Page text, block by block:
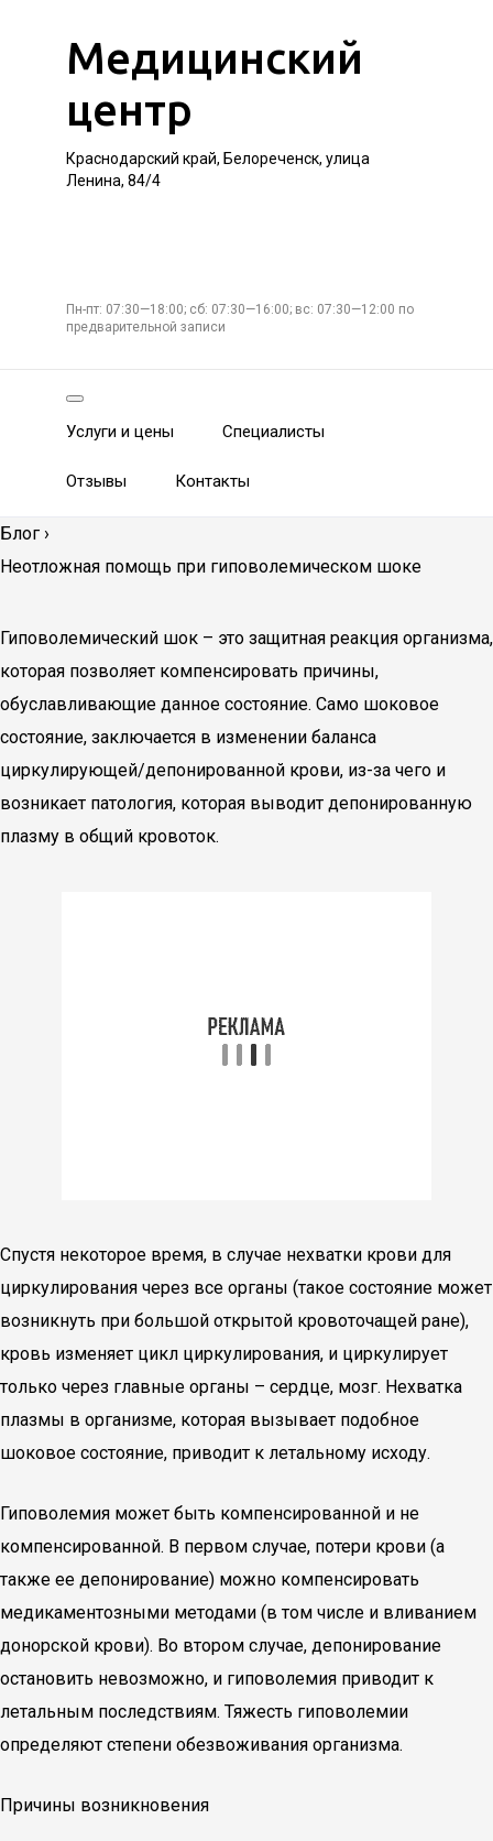
Медицинский
центр
Краснодарский край, Белореченск, улица
Ленина, 84/4
Пн-пт: 07:30—18:00; сб: 07:30—16:00; вс: 07:30—12:00 по
предварительной записи
Услуги и цены Специалисты
Отзывы Контакты
Блог ›
Неотложная помощь при гиповолемическом шоке
Гиповолемический шок – это защитная реакция организма,
которая позволяет компенсировать причины,
обуславливающие данное состояние. Само шоковое
состояние, заключается в изменении баланса
циркулирующей/депонированной крови, из-за чего и
возникает патология, которая выводит депонированную
плазму в общий кровоток.
Спустя некоторое время, в случае нехватки крови для
циркулирования через все органы (такое состояние может
возникнуть при большой открытой кровоточащей ране),
кровь изменяет цикл циркулирования, и циркулирует
только через главные органы – cердце, мозг. Нехватка
плазмы в организме, которая вызывает подобное
шоковое состояние, приводит к летальному исходу.
Гиповолемия может быть компенсированной и не
компенсированной. В первом случае, потери крови (а
также ее депонирование) можно компенсировать
медикаментозными методами (в том числе и вливанием
донорской крови). Во втором случае, депонирование
остановить невозможно, и гиповолемия приводит к
летальным последствиям. Тяжесть гиповолемии
определяют степени обезвоживания организма.
Причины возникновения